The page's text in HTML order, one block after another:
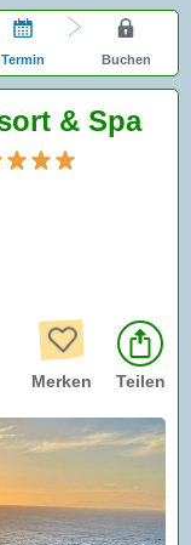
Termin Buchen
& Spa
Merken Teilen